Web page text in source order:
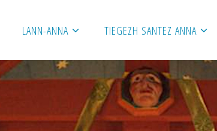
LANN-ANNA TIEGEZH SANTEZ ANNA